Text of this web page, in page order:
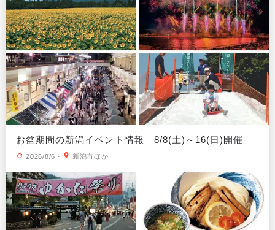
お盆期間の新潟イベント情報｜8/8(土)～16(日)開催
2026/8/6 ・ 新潟市ほか